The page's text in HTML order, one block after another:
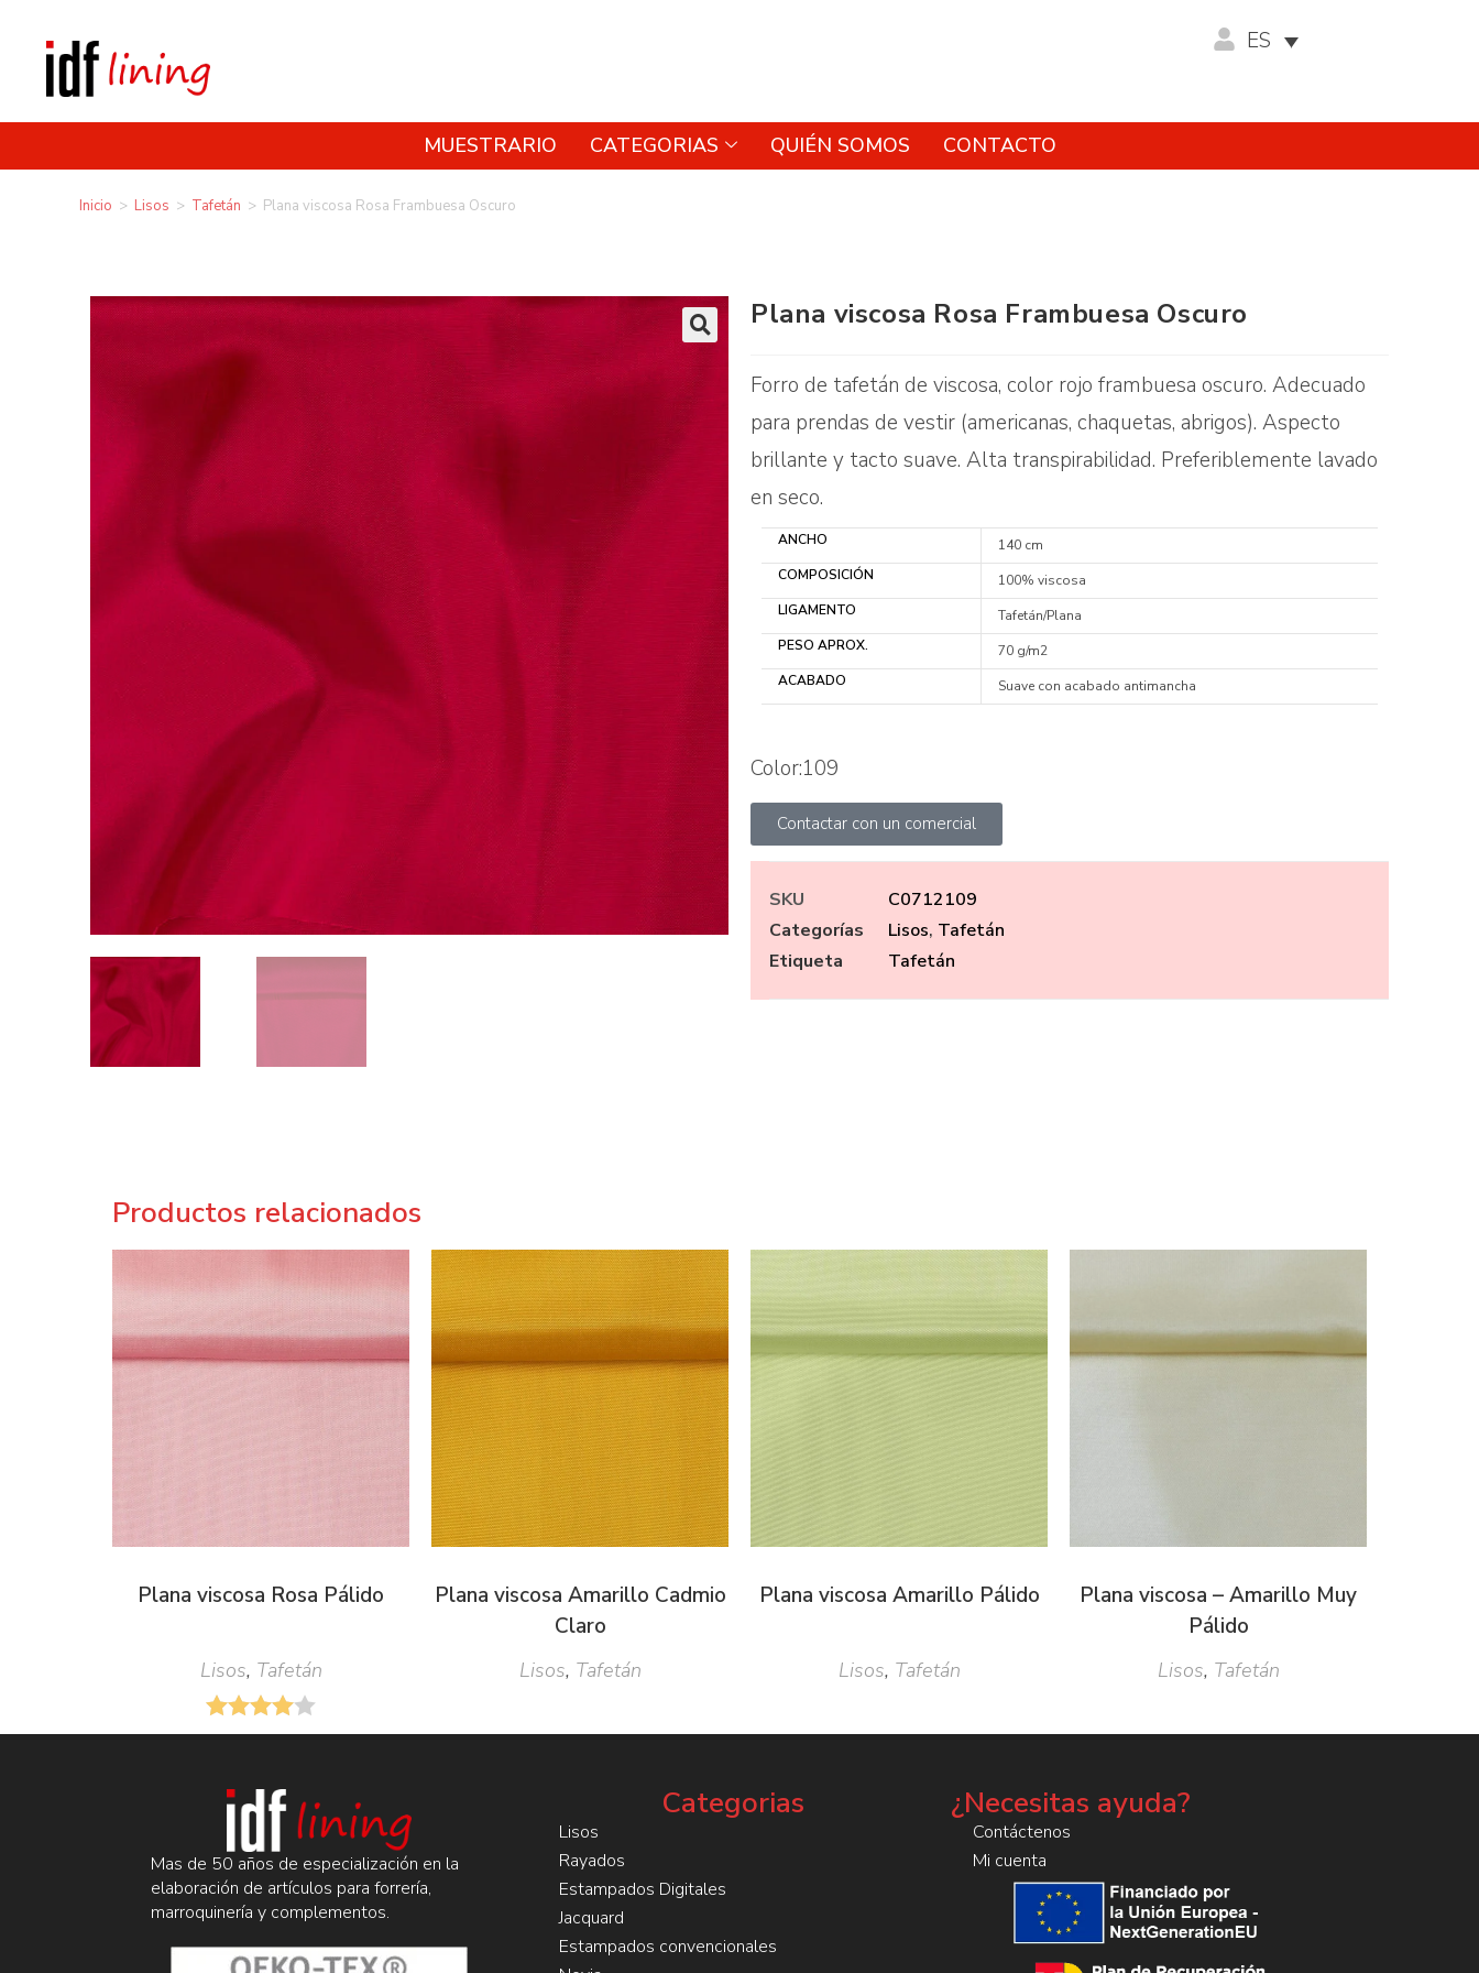
ES
MUESTRARIO CATEGORIAS QUIÉN SOMOS CONTACTO
Inicio > Lisos > Tafetán > Plana viscosa Rosa Frambuesa Oscuro
🔍
Plana viscosa Rosa Frambuesa Oscuro
Forro de tafetán de viscosa, color rojo frambuesa oscuro. Adecuado
para prendas de vestir (americanas, chaquetas, abrigos). Aspecto
brillante y tacto suave. Alta transpirabilidad. Preferiblemente lavado
en seco.
ANCHO
140 cm
COMPOSICIÓN
100% viscosa
LIGAMENTO
Tafetán/Plana
PESO APROX.
70 g/m2
ACABADO
Suave con acabado antimancha
Color:109
Contactar con un comercial
SKU
C0712109
Categorías
Lisos, Tafetán
Etiqueta
Tafetán
Productos relacionados
Plana viscosa Rosa Pálido
Lisos, Tafetán
Plana viscosa Amarillo Cadmio
Claro
Lisos, Tafetán
Plana viscosa Amarillo Pálido
Lisos, Tafetán
Plana viscosa – Amarillo Muy
Pálido
Lisos, Tafetán
Mas de 50 años de especialización en la
elaboración de artículos para forrería,
marroquinería y complementos.
Categorias
Lisos
Rayados
Estampados Digitales
Jacquard
Estampados convencionales
¿Necesitas ayuda?
Contáctenos
Mi cuenta